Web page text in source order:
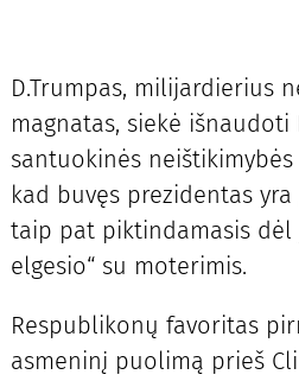
D.Trumpas, milijardierius
magnatas, siekė
santuokinės neištikimybės
kad buvęs prezidentas yra
taip pat piktindamasis dėl
elgesio“ su moterimis.
Respublikonų favoritas
asmeninį puolimą prieš